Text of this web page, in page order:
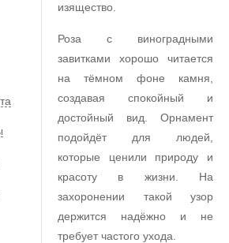
изящество.
Роза с виноградными
завитками хорошо читается
на тёмном фоне камня,
создавая спокойный и
достойный вид. Орнамент
подойдёт для людей,
которые ценили природу и
красоту в жизни. На
захоронении такой узор
держится надёжно и не
требует частого ухода.